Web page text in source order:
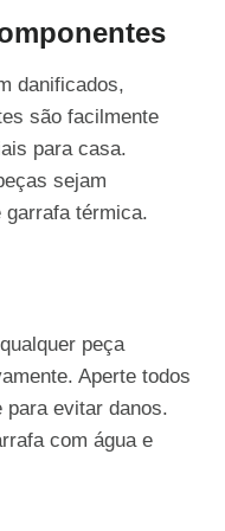
danificados,
são facilmente
para casa.
sejam
térmica.
peça
Aperte todos
para evitar danos.
com água e